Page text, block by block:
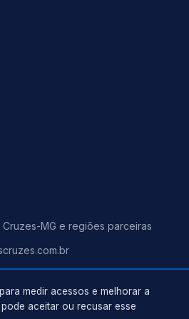
MG e regiões parceiras
medir acessos e melhorar a
aceitar ou recusar esse